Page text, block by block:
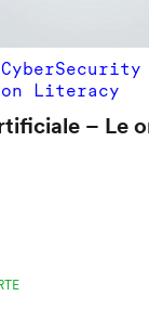
Literacy
– Le